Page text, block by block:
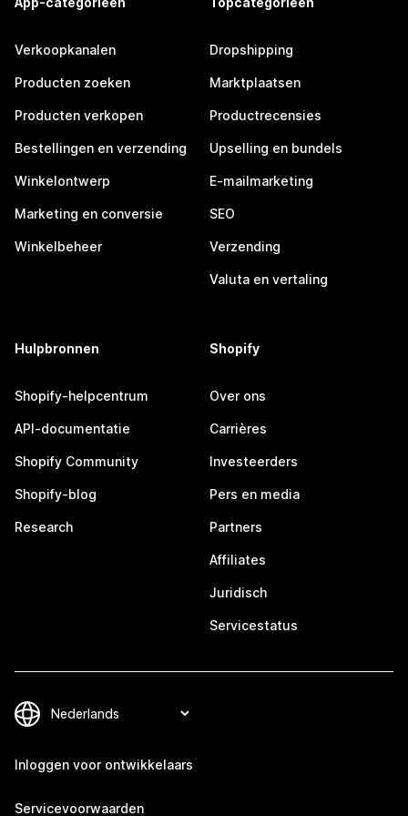
Verkoopkanalen
Producten zoeken
Producten verkopen
Bestellingen en verzending
Winkelontwerp
Marketing en conversie
Winkelbeheer
Dropshipping
Marktplaatsen
Productrecensies
Upselling en bundels
E-mailmarketing
SEO
Verzending
Valuta en vertaling
Hulpbronnen
Shopify-helpcentrum
API-documentatie
Shopify Community
Shopify-blog
Research
Shopify
Over ons
Carrières
Investeerders
Pers en media
Partners
Affiliates
Juridisch
Servicestatus
Inloggen voor ontwikkelaars
Servicevoorwaarden